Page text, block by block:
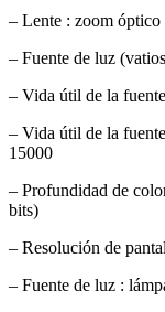
– Lente : zoom óptico
– Fuente de luz
– Vida útil de la
– Vida útil de la
15000
– Profundidad de
bits)
– Resolución de
– Fuente de luz :